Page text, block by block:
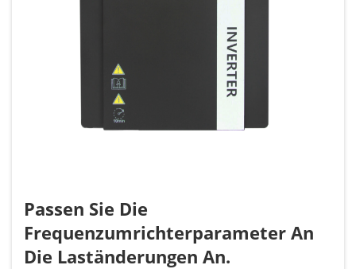
Passen Sie Die
Frequenzumrichterparameter An
Die Laständerungen An.